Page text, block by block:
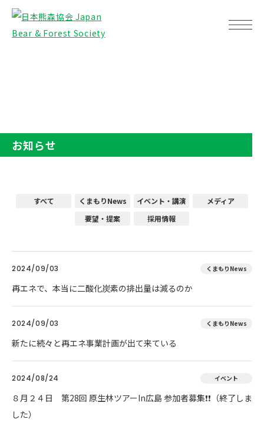
お知らせ
すべて くまもりNews イベント・講演
メディア
要望・提案
採用情報
2024/09/03 くまもりNews
再エネで、本当に二酸化炭素の排出量は減るのか
2024/09/03 くまもりNews
新たに続々と再エネ事業計画が出て来ている
2024/08/24 イベント
８月２４日 第28回 原生林ツアーIn広島 参加者募集❗❗（終了しま
した）